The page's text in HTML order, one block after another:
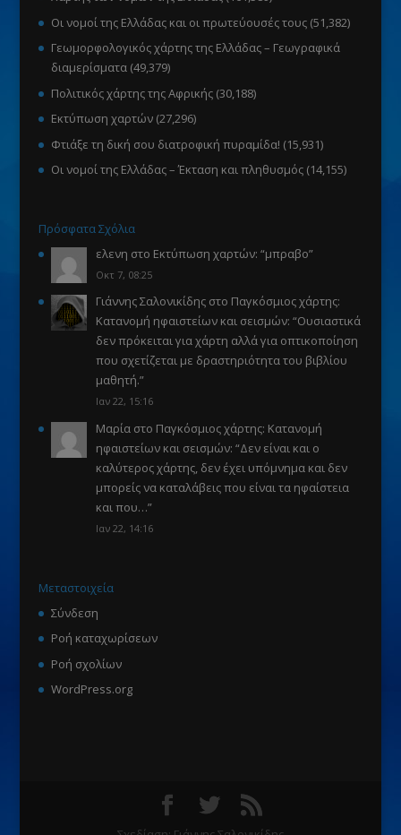
Οι νομοί της Ελλάδας και οι πρωτεύουσές τους (51,382)
Γεωμορφολογικός χάρτης της Ελλάδας – Γεωγραφικά
διαμερίσματα (49,379)
Πολιτικός χάρτης της Αφρικής (30,188)
Εκτύπωση χαρτών (27,296)
Φτιάξε τη δική σου διατροφική πυραμίδα! (15,931)
Οι νομοί της Ελλάδας – Έκταση και πληθυσμός (14,155)
Πρόσφατα Σχόλια
ελενη στο Εκτύπωση χαρτών: “μπραβο”
Οκτ 7, 08:25
Γιάννης Σαλονικίδηςστο Παγκόσμιος χάρτης:
Κατανομή ηφαιστείων και σεισμών: “Ουσιαστικά
δεν πρόκειται για χάρτη αλλά για οπτικοποίηση
που σχετίζεται με δραστηριότητα του βιβλίου
μαθητή.”
Ιαν 22, 15:16
Μαρία στο Παγκόσμιος χάρτης: Κατανομή
ηφαιστείων και σεισμών: “Δεν είναι και ο
καλύτερος χάρτης, δεν έχει υπόμνημα και δεν
μπορείς να καταλάβεις που είναι τα ηφαίστεια
και που…”
Ιαν 22, 14:16
Μεταστοιχεία
Σύνδεση
Ροή καταχωρίσεων
Ροή σχολίων
WordPress.org